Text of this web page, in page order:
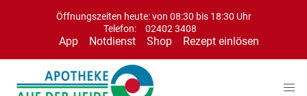
Öffnungszeiten heute: von 08:30 bis 18:30 Uhr
Telefon:
02402 3408
App Notdienst Shop Rezept einlösen